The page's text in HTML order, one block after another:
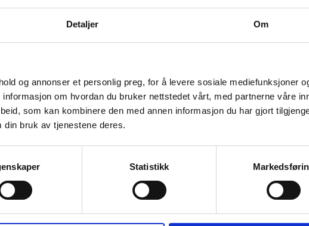
Detaljer Om
og annonser et personlig preg, for å levere sosiale mediefunksjoner
om hvordan du bruker nettstedet vårt, med partnerne våre
som kan kombinere den med annen informasjon du har gjort
din bruk av tjenestene deres.
Statistikk